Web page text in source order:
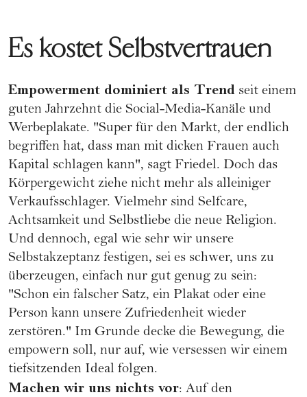
Es kostet Selbstvertrauen
Empowerment dominiert als Trend seit einem
guten Jahrzehnt die Social-Media-Kanäle und
Werbeplakate. "Super für den Markt, der endlich
begriffen hat, dass man mit dicken Frauen auch
Kapital schlagen kann", sagt Friedel. Doch das
Körpergewicht ziehe nicht mehr als alleiniger
Verkaufsschlager. Vielmehr sind Selfcare,
Achtsamkeit und Selbstliebe die neue Religion.
Und dennoch, egal wie sehr wir unsere
Selbstakzeptanz festigen, sei es schwer, uns zu
überzeugen, einfach nur gut genug zu sein:
"Schon ein falscher Satz, ein Plakat oder eine
Person kann unsere Zufriedenheit wieder
zerstören." Im Grunde decke die Bewegung, die
empowern soll, nur auf, wie versessen wir einem
tiefsitzenden Ideal folgen.
Machen wir uns nichts vor: Auf den